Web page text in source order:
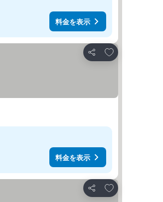
料金を表示
シェア
お気に入りに追加
料金を表示
シェア
お気に入りに追加